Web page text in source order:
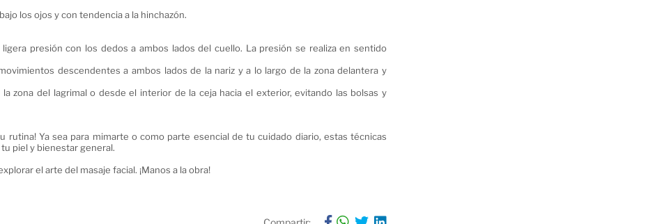
los ojos y con tendencia a la hinchazón.
presión con los dedos a ambos lados del cuello. La presión se realiza en sentido
descendentes a ambos lados de la nariz y a lo largo de la zona delantera y
zona del lagrimal o desde el interior de la ceja hacia el exterior, evitando las bolsas y
rutina! Ya sea para mimarte o como parte esencial de tu cuidado diario, estas técnicas
piel y bienestar general.
el arte del masaje facial. ¡Manos a la obra!